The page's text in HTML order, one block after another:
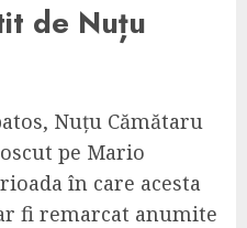
de Nuțu
Nuțu Cămătaru
pe Mario
în care acesta
fi remarcat anumite